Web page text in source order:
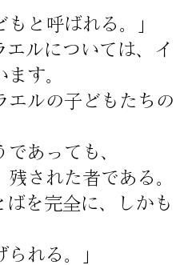
と呼ばれる。」
エルについては、イ
す。
エルの子どもたちの
あっても、
された者である。
ばを完全に、しかも
れる。」